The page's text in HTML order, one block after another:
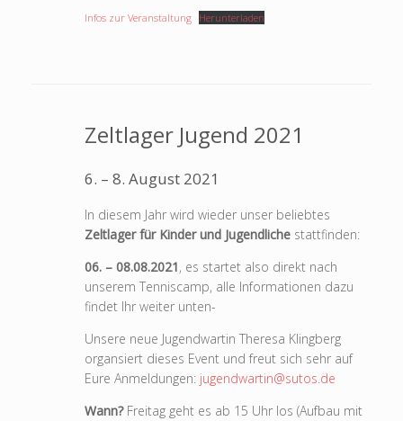
Infos zur Veranstaltung Herunterladen
Zeltlager Jugend 2021
6. – 8. August 2021
In diesem Jahr wird wieder unser beliebtes
Zeltlager für Kinder und Jugendliche stattfinden:
06. – 08.08.2021, es startet also direkt nach
unserem Tenniscamp, alle Informationen dazu
findet Ihr weiter unten-
Unsere neue Jugendwartin Theresa Klingberg
organsiert dieses Event und freut sich sehr auf
Eure Anmeldungen: jugendwartin@sutos.de
Wann?Freitag geht es ab 15 Uhr los (Aufbau mit